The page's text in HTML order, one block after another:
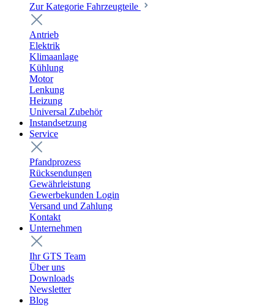
Zur Kategorie Fahrzeugteile
Antrieb
Elektrik
Klimaanlage
Kühlung
Motor
Lenkung
Heizung
Universal Zubehör
Instandsetzung
Service
Pfandprozess
Rücksendungen
Gewährleistung
Gewerbekunden Login
Versand und Zahlung
Kontakt
Unternehmen
Ihr GTS Team
Über uns
Downloads
Newsletter
Blog